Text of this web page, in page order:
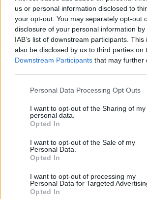
us or personal information disclosed to
your opt-out. You may separately opt-out
disclosure of your personal information
IAB’s list of downstream participants.
also be disclosed by us to third parties on
Downstream Participants that may further
Personal Data Processing Opt Outs
I want to opt-out of the Sharing of my
personal data.
Opted In
I want to opt-out of the Sale of my
Personal Data.
Opted In
I want to opt-out of processing my
Personal Data for Targeted
Opted In
BY ΠΈΤΡΟΣ ΚΥΠΡΑΊΟΣ 26/09/2016
O δημιουργός του VR headset Oculus
πούλησε την τεχνολογία που είχε
Facebook γύρω στα…